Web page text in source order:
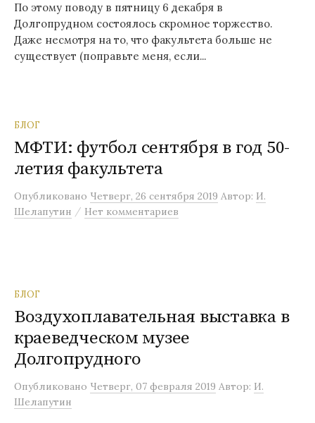
По этому поводу в пятницу 6 декабря в
Долгопрудном состоялось скромное торжество.
Даже несмотря на то, что факультета больше не
существует (поправьте меня, если...
БЛОГ
МФТИ: футбол сентября в год 50-
летия факультета
Опубликовано Четверг, 26 сентября 2019 Автор: И.
Шелапутин / Нет комментариев
БЛОГ
Воздухоплавательная выставка в
краеведческом музее
Долгопрудного
Опубликовано Четверг, 07 февраля 2019 Автор: И.
Шелапутин